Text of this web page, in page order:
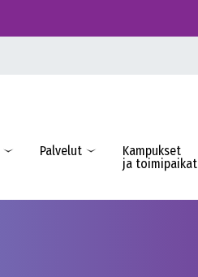
Palvelut
Kampukset
ja toimipaikat